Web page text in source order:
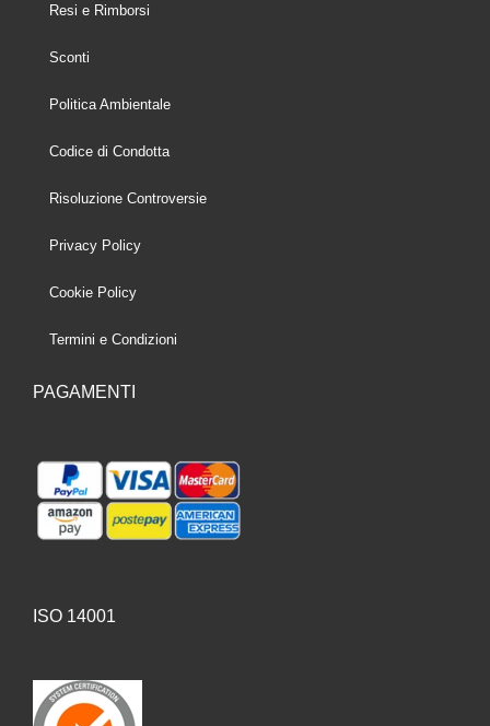
Resi e Rimborsi
Sconti
Politica Ambientale
Codice di Condotta
Risoluzione Controversie
Privacy Policy
Cookie Policy
Termini e Condizioni
PAGAMENTI
ISO 14001